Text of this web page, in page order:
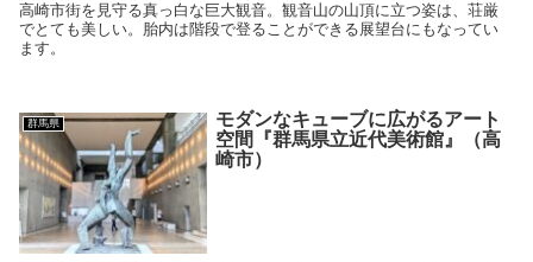
高崎市街を見守る真っ白な巨大観音。観音山の山頂に立つ姿は、荘厳
でとても美しい。胎内は階段で登ることができる展望台にもなってい
ます。
群馬県
モダンなキューブに広がるアート
空間『群馬県立近代美術館』（高
崎市）